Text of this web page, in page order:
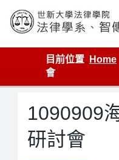
content
世新大學法律學院-法律
目前位置
Home
會
1090909
研討會